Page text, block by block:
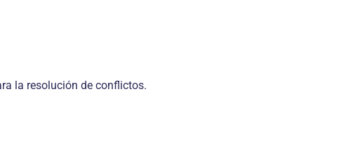
la resolución de conflictos.